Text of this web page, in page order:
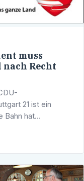
muss
Recht
21 ist ein
Bahn hat